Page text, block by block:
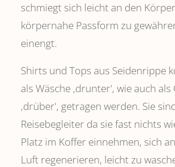
schmiegt sich leicht an den
körpernahe Passform zu
einengt.
Shirts und Tops aus Seidenrippe
als Wäsche ,drunter', wie auch
‚drüber', getragen werden. Sie
Reisebegleiter da sie fast nichts
Platz im Koffer einnehmen, sich
Luft regenerieren, leicht zu